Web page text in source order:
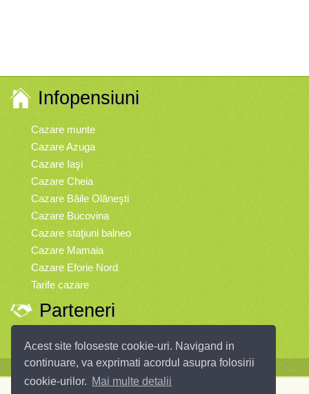
Acest site foloseste cookie-uri. Navigand in
continuare, va exprimati acordul asupra folosirii
cookie-urilor. Mai multe detalii
Infopensiuni
Cazare munte
Cazare Azuga
Cazare Iaşi
Cazare Cheia
Cazare Băile Olăneşti
Cazare Bucovina
Cazare staţiuni balneo
Cazare Mamaia
Cazare Eforie Nord
Tarife cazare
Parteneri
speciale, rezervări online.